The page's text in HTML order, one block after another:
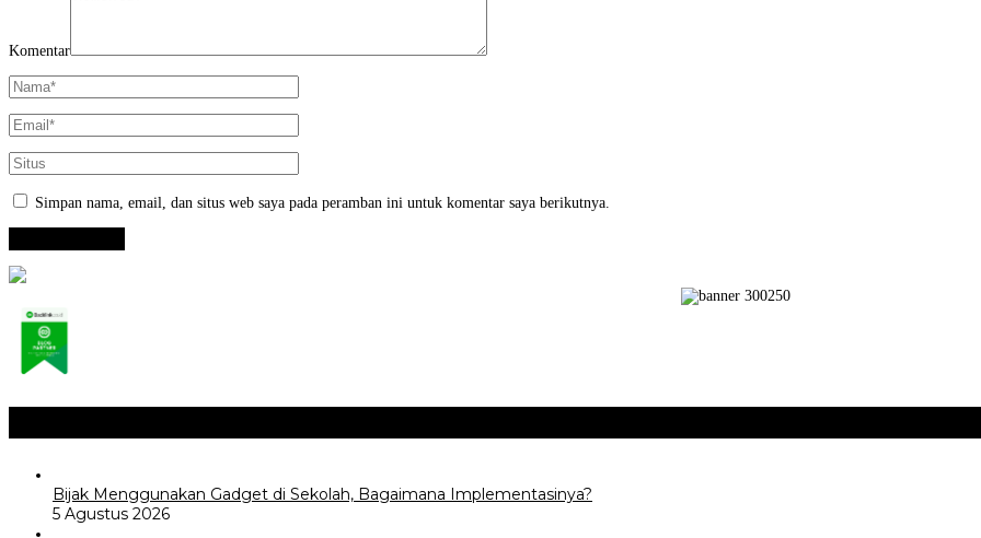
Komentar
Simpan nama, email, dan situs web saya pada peramban ini untuk komentar saya berikutnya.
Bijak Menggunakan Gadget di Sekolah, Bagaimana Implementasinya?
5 Agustus 2026